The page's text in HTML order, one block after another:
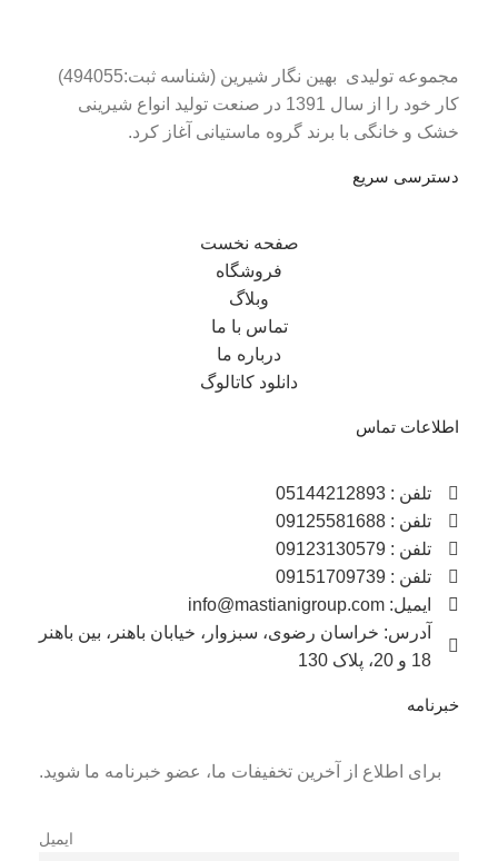
مجموعه تولیدی بهین نگار شیرین (شناسه ثبت:494055)
کار خود را از سال 1391 در صنعت تولید انواع شیرینی
خشک و خانگی با برند گروه ماستیانی آغاز کرد.
دسترسی سریع
صفحه نخست
فروشگاه
وبلاگ
تماس با ما
درباره ما
دانلود کاتالوگ
اطلاعات تماس
تلفن : 05144212893
تلفن : 09125581688
تلفن : 09123130579
تلفن : 09151709739
ایمیل: info@mastianigroup.com
آدرس: خراسان رضوی، سبزوار، خیابان باهنر، بین باهنر
18 و 20، پلاک 130
خبرنامه
برای اطلاع از آخرین تخفیفات ما، عضو خبرنامه ما شوید.
ایمیل